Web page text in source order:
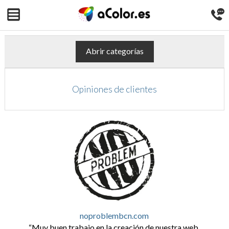
Abrir categorías
Opiniones de clientes
noproblembcn.com